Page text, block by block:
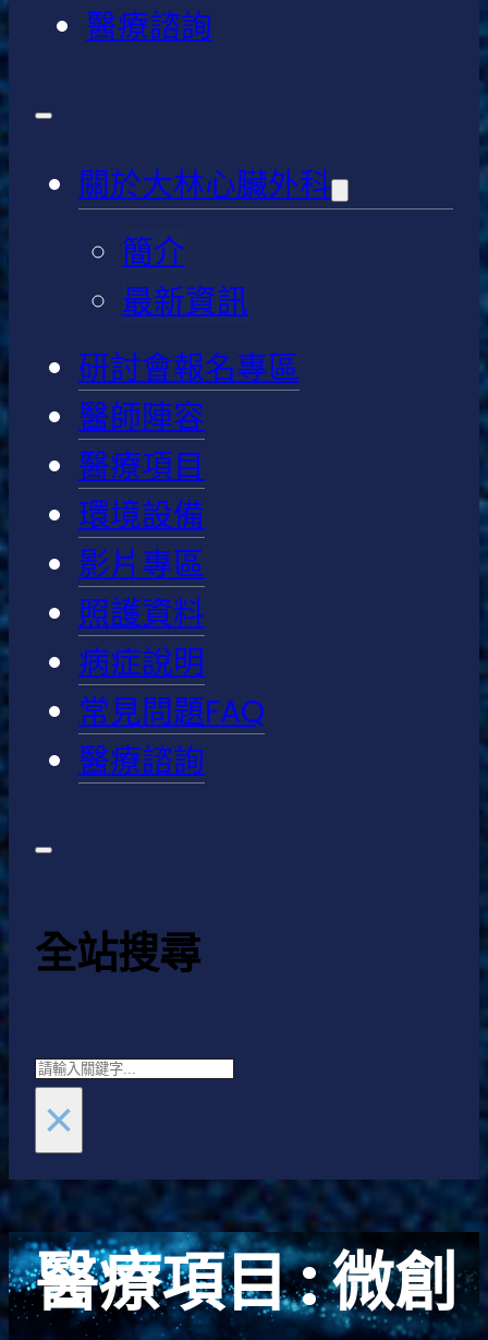
醫療諮詢
關於大林心臟外科
簡介
最新資訊
研討會報名專區
醫師陣容
醫療項目
環境設備
影片專區
照護資料
病症說明
常見問題FAQ
醫療諮詢
全站搜尋
Search
×
醫療項目 :微創